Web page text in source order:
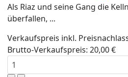
Als Riaz und seine Gang die
überfallen, ...
Verkaufspreis inkl.
Brutto-Verkaufspreis: 20,00 €